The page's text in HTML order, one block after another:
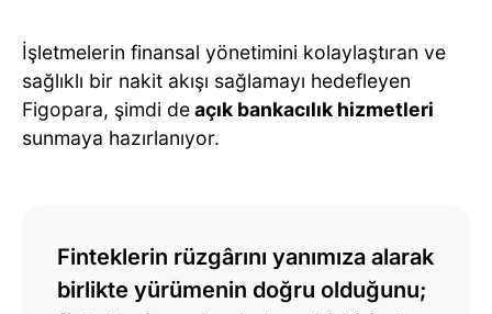
İşletmelerin finansal yönetimini kolaylaştıran ve
sağlıklı bir nakit akışı sağlamayı hedefleyen
Figopara, şimdi deaçık bankacılık hizmetleri
sunmaya hazırlanıyor.
Finteklerin rüzgârını yanımıza alarak
birlikte yürümenin doğru olduğunu;